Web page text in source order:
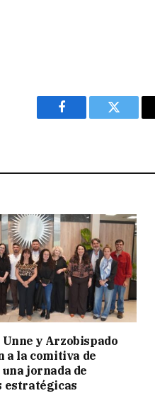
Facebook Twitter
Unne y Arzobispado
a la comitiva de
jornada de
estratégicas